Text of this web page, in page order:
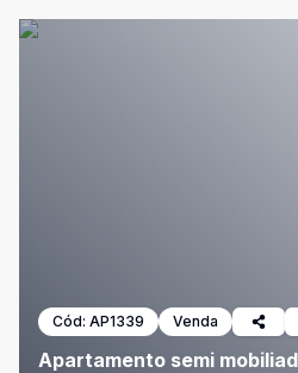
Cód: AP1339 Venda
Apartamento semi